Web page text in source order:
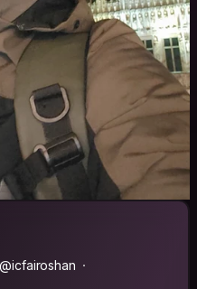
@icfairoshan